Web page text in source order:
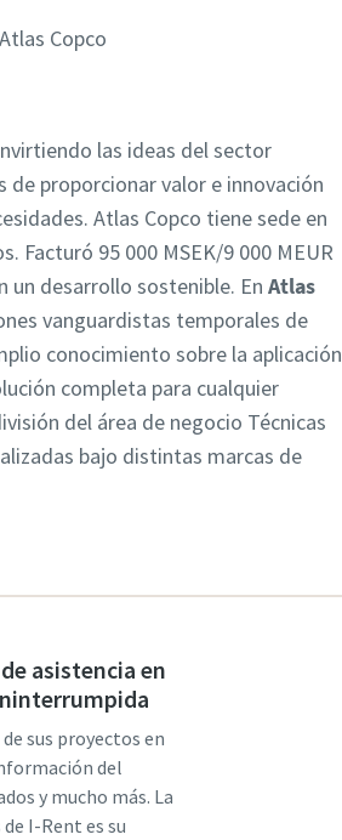
Copco
las ideas del sector
de proporcionar valor e innovación
Atlas Copco tiene sede en
Facturó 95 000 MSEK/9 000 MEUR
un desarrollo sostenible. En Atlas
vanguardistas temporales de
conocimiento sobre la aplicación
completa para cualquier
del área de negocio Técnicas
bajo distintas marcas de
asistencia en
sus proyectos en
del
y mucho más. La
I-Rent es su